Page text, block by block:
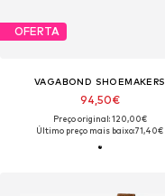
OFERTA
VAGABOND SHOEMAKERS
94,50€
Preço original: 120,00€
Último preço mais baixo:71,40€